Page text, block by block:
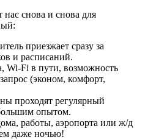
снова и снова для
приезжает сразу за
и расписаний.
Wi-Fi в пути, возможность
(эконом, комфорт,
проходят регулярный
опытом.
работы, аэропорта или ж/д
даже ночью!